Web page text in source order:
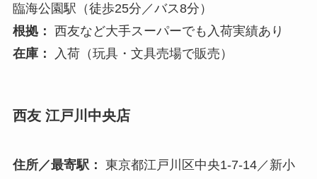
臨海公園駅（徒歩25分／バス8分）
根拠： 西友など大手スーパーでも入荷実績あり
在庫：
入荷（玩具・文具売場で販売）
西友 江戸川中央店
住所／最寄駅： 東京都江戸川区中央1-7-14／新小